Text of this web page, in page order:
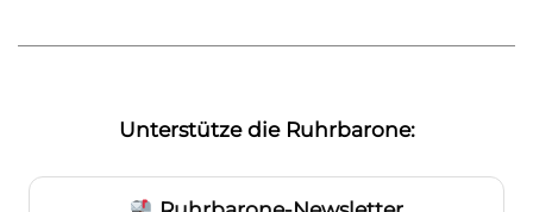
Unterstütze die Ruhrbarone: